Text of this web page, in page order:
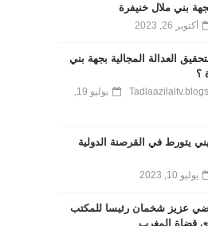
بني ملال خنيفرة
أكتوبر 26, 2023
العدالة المجالية بجهة بني
؟
يوليو 19,
يتورط في القرصنة الدولية
يوليو 10, 2023
عزيز شخمان رئيسا للمكتب
قضاة المغرب